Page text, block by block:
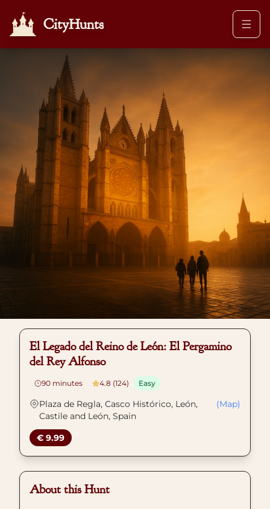
CityHunts
El Legado del Reino de León: El Pergamino
del Rey Alfonso
90 minutes 4.8 (124) Easy
Plaza de Regla, Casco Histórico, León,
Castile and León, Spain
(Map)
€ 9.99
About this Hunt